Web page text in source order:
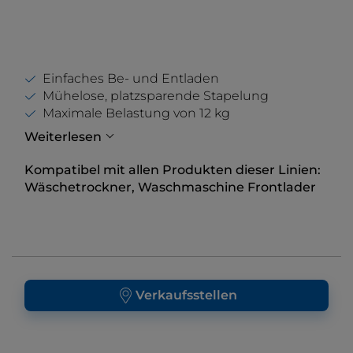
Einfaches Be- und Entladen
Mühelose, platzsparende Stapelung
Maximale Belastung von 12 kg
Weiterlesen
Kompatibel mit allen Produkten dieser Linien:
Wäschetrockner, Waschmaschine Frontlader
Verkaufsstellen